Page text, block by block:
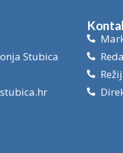
Stubica